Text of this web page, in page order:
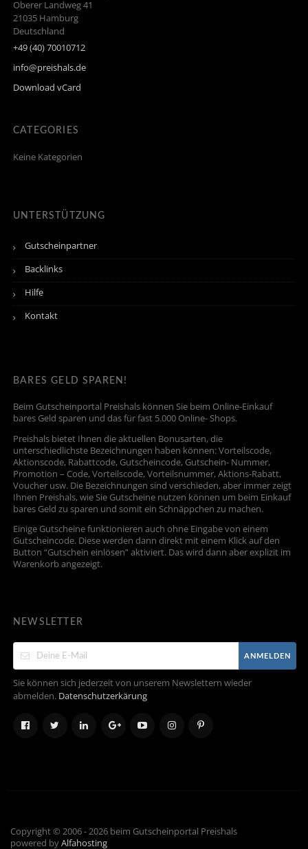
Oberer Landweg 41
21035 Hamburg
Deutschland
+49 (40) 70010712
info@preishals.de
Download vCard
CATEGORIES
Keine Kategorien
UNTERSTÜTZUNG
Gutscheinpartner
Backlinks
Hilfe
Kontakt
BARES GELD SPAREN!
Beim Gutscheinportal Preishals können Sie beim Online-Einkauf
bares Geld sparen und das für fast 5.000 Online- Shops.
Preishals bietet Ihnen die aktuellen Bonusarten, die
unterschiedlichste Bezeichnungen haben können: Vorteilscode,
Aktionscode, Rabattcode, Gutscheincode, Gutschein- Nummer,
Promotion – Code, Vorteilscode, Vorteilsnummer, Aktions-Rabatt,
Voucher usw. Die Bezeichnungen sind verschieden, aber immer zeigt
Ihnen Preishals, wie Sie Gutscheine nutzen können um beim Einkauf
bares Geld zu sparen und somit ein Schnäppchen zu machen.
Einige Gutscheine funktionieren auch ohne Eingabe von einem
Gutscheincode. Diese werden dann direkt mit einem Klick auf den
Button “Gutschein einlösen” aktiviert. Das wird dann aber explizit im
Warenkorb angezeigt.
NEWSLETTER
ANMELDEN
Sie können sich jederzeit von unserem Newslettern wieder
abmelden. Datenschutzerkärung
Copyright © 2006 - 2026 beim Gutscheinportal Preishals
powered byAlfahosting